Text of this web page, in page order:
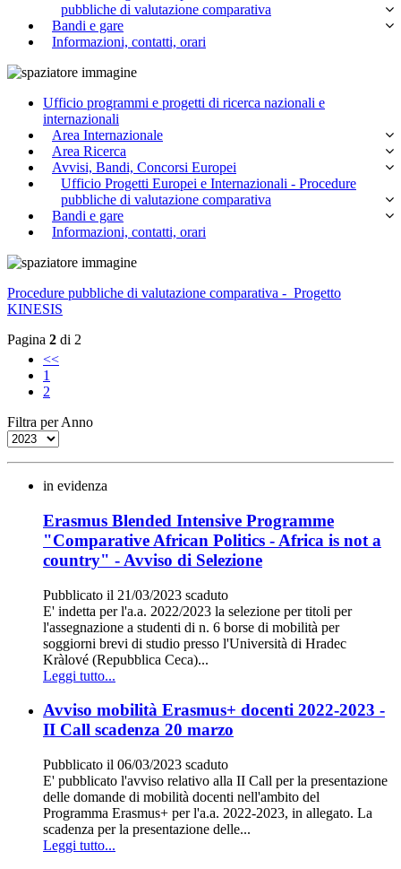
pubbliche di valutazione comparativa
Bandi e gare
Informazioni, contatti, orari
Ufficio programmi e progetti di ricerca nazionali e
internazionali
Area Internazionale
Area Ricerca
Avvisi, Bandi, Concorsi Europei
Ufficio Progetti Europei e Internazionali - Procedure
pubbliche di valutazione comparativa
Bandi e gare
Informazioni, contatti, orari
Procedure pubbliche di valutazione comparativa - Progetto
KINESIS
Pagina 2 di 2
<<
1
2
Filtra per Anno
in evidenza
Erasmus Blended Intensive Programme
"Comparative African Politics - Africa is not a
country" - Avviso di Selezione
Pubblicato il 21/03/2023 scaduto
E' indetta per l'a.a. 2022/2023 la selezione per titoli per
l'assegnazione a studenti di n. 6 borse di mobilità per
soggiorni brevi di studio presso l'Università di Hradec
Kràlové (Repubblica Ceca)...
Leggi tutto...
Avviso mobilità Erasmus+ docenti 2022-2023 -
II Call scadenza 20 marzo
Pubblicato il 06/03/2023 scaduto
E' pubblicato l'avviso relativo alla II Call per la presentazione
delle domande di mobilità docenti nell'ambito del
Programma Erasmus+ per l'a.a. 2022-2023, in allegato. La
scadenza per la presentazione delle...
Leggi tutto...